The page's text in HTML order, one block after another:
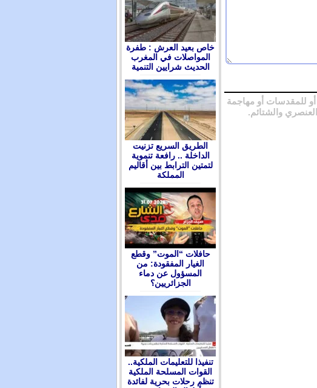
للمقدسات أو مهاجمة
العنصري والشتائم.
ﺧﺎﺹ ﺑﻌﻴﺪ ﺍﻟﻌﺮﺵ : ﻃﻔﺮﺓ
ﺍﻟﻤﻮﺍﺻﻼﺕ ﻓﻲ ﺍﻟﻤﻐﺮﺏ
ﺍﻟﺤﺪﻳﺚ ﺷﺮﺍﻳﻴﻦ ﺍﻟﺘﻨﻤﻴﺔ
الطريق السريع تزنيت
الداخلة .. رافعة تنموية
لتمتين الترابط بين أقاليم
المملكة
حافلات “الموت” وقطع
الغيار المفقودة: من
المسؤول عن دماء
الجزائريين؟
تنفيذا للتعليمات الملكية..
القوات المسلحة الملكية
تنظم رحلات بحرية لفائدة